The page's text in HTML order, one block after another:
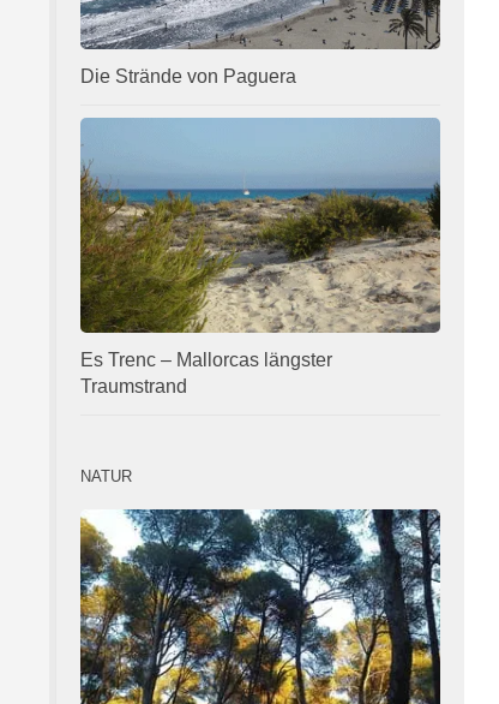
Die Strände von Paguera
Es Trenc – Mallorcas längster
Traumstrand
NATUR